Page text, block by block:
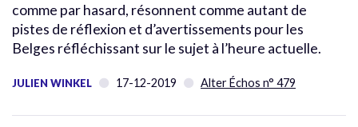
comme par hasard, résonnent comme autant de
pistes de réflexion et d’avertissements pour les
Belges réfléchissant sur le sujet à l’heure actuelle.
JULIEN WINKEL 17-12-2019 Alter Échos n° 479